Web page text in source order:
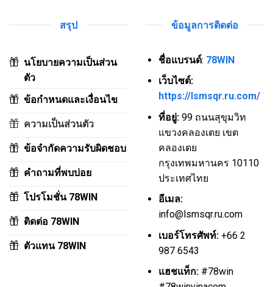
สรุป
นโยบายความเป็นส่วน
ตัว
ข้อกำหนดและเงื่อนไข
ความเป็นส่วนตัว
ข้อจำกัดความรับผิดชอบ
คำถามที่พบบ่อย
โปรโมชั่น 78WIN
ติดต่อ 78WIN
ตัวแทน 78WIN
ข้อมูลการติดต่อ
ชื่อแบรนด์: 78WIN
เว็บไซต์:
https://lsmsqr.ru.com/
ที่อยู่:99 ถนนสุขุมวิท
แขวงคลองเตย เขต
คลองเตย
กรุงเทพมหานคร 10110
ประเทศไทย
อีเมล:
info@lsmsqr.ru.com
เบอร์โทรศัพท์:+66 2
987 6543
แฮชแท็ก:#78win